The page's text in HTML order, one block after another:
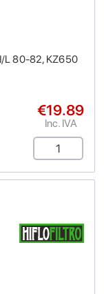
L 80-82, KZ650
€19.89
Inc. IVA